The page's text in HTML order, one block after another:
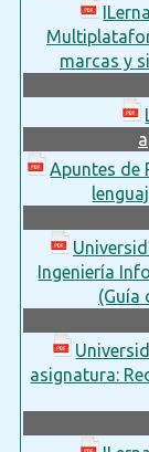
marcas y
Apuntes de
Ingeniería
(Guía
asignatura: